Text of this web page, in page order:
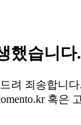
했습니다.
려 죄송합니다.
혹은